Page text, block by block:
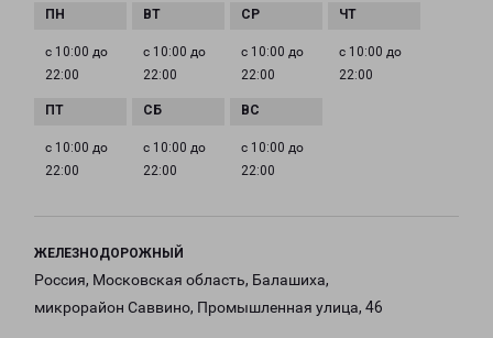
с 10:00 до
22:00
с 10:00 до
22:00
с 10:00 до
22:00
с 10:00 до
22:00
с 10:00 до
22:00
с 10:00 до
22:00
с 10:00 до
22:00
ЖЕЛЕЗНОДОРОЖНЫЙ
Россия, Московская область, Балашиха,
микрорайон Саввино, Промышленная улица, 46